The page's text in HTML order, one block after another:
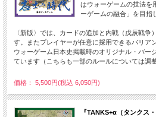
はウォーゲームの技法を
ーゲームの融合」を目指
〈新版〉では、カードの追加と内戦（戊辰戦争
す。またプレイヤーが任意に採用できるバリア
ウォーゲーム日本史掲載時のオリジナル・バー
ています（こちらも一部のルールについては調
価格： 5,500円(税込 6,050円)
『TANKS+α（タンクス